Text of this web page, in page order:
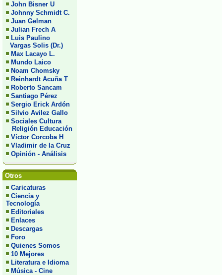
John Bisner U
Johnny Schmidt C.
Juan Gelman
Julian Frech A
Luis Paulino
Vargas Solis (Dr.)
Max Lacayo L.
Mundo Laico
Noam Chomsky
Reinhardt Acuña T
Roberto Sancam
Santiago Pérez
Sergio Erick Ardón
Silvio Avilez Gallo
Sociales Cultura
Religión Educación
Víctor Corcoba H
Vladimir de la Cruz
Opinión - Análisis
Otros
Caricaturas
Ciencia y
Tecnología
Editoriales
Enlaces
Descargas
Foro
Quienes Somos
10 Mejores
Literatura e Idioma
Música - Cine